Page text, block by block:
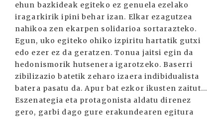
ehun bazkideak egiteko ez genuela ezelako
iragarkirik ipini behar izan. Elkar ezagutzea
nahikoa zen ekarpen solidarioa sortarazteko.
Egun, uko egiteko ohiko izpiritu hartatik gutxi
edo ezer ez da geratzen. Tonua jaitsi egin da
hedonismorik hutsenera igarotzeko. Baserri
zibilizazio batetik zeharo izaera indibidualista
batera pasatu da. Apur bat ezkor ikusten zaitut...
Eszenategia eta protagonista aldatu direnez
gero, garbi dago gure erakundearen egitura